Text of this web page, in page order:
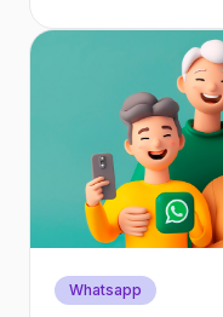
Whatsapp